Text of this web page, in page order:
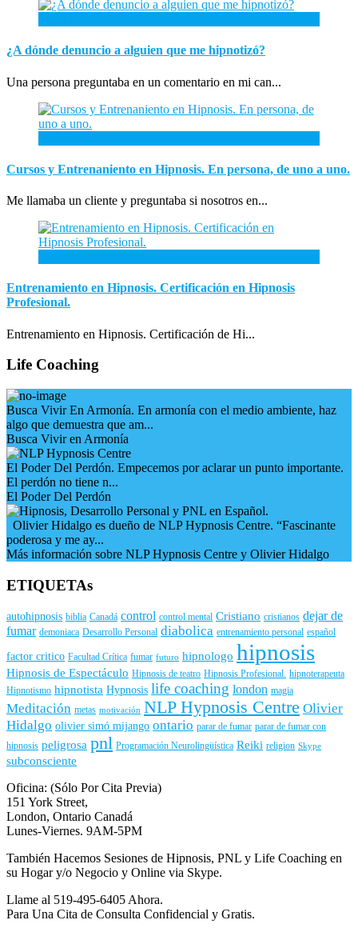
¿A dónde denuncio a alguien que me hipnotizó?
Una persona preguntaba en un comentario en mi can...
Cursos y Entrenaniento en Hipnosis. En persona, de uno a uno.
Me llamaba un cliente y preguntaba si nosotros en...
Entrenamiento en Hipnosis. Certificación en Hipnosis
Profesional.
Entrenamiento en Hipnosis. Certificación de Hi...
Life Coaching
Busca Vivir En Armonía. En armonía con el medio ambiente, haz
algo que demuestra que am...
Busca Vivir en Armonía
El Poder Del Perdón. Empecemos por aclarar un punto importante.
El perdón no tiene n...
El Poder Del Perdón
Olivier Hidalgo es dueño de NLP Hypnosis Centre. “Fascinante
poderosa y me ay...
Más información sobre NLP Hypnosis Centre y Olivier Hidalgo
ETIQUETAs
autohipnosis biblia Canadá control control mental Cristiano cristianos dejar de
fumar demoniaca Desarrollo Personal diabolica entrenamiento personal español
factor critico Facultad Crítica fumar futuro hipnologo hipnosis
Hipnosis de Espectáculo Hipnosis de teatro Hipnosis Profesional. hipnoterapeuta
Hipnotismo hipnotista Hypnosis life coaching london magia
Meditación metas motivación NLP Hypnosis Centre Olivier
Hidalgo olivier simó mijango ontario parar de fumar parar de fumar con
hipnosis peligrosa pnl Programación Neurolingüística Reiki religion Skype
subconsciente
Oficina: (Sólo Por Cita Previa)
151 York Street,
London, Ontario Canadá
Lunes-Viernes. 9AM-5PM
También Hacemos Sesiones de Hipnosis, PNL y Life Coaching en
su Hogar y/o Negocio y Online via Skype.
Llame al 519-495-6405 Ahora.
Para Una Cita de Consulta Confidencial y Gratis.